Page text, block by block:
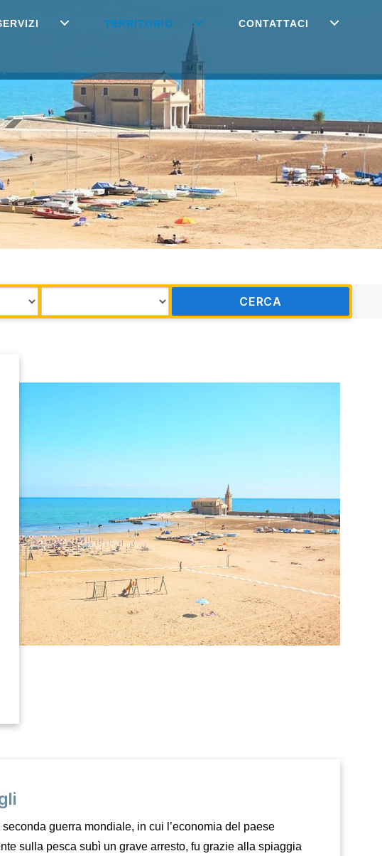
TERRITORIO CONTATTACI
guerra mondiale, in cui l’economia del paese
sulla pesca subì un grave arresto, fu grazie alla spiaggia